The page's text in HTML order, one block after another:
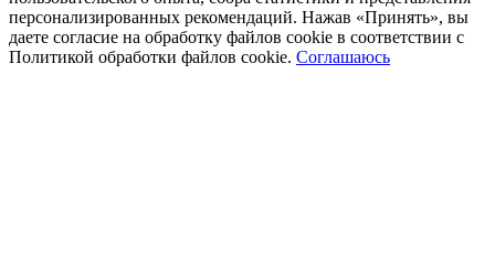
персонализированных рекомендаций. Нажав «Принять», вы
даете согласие на обработку файлов cookie в соответствии с
Политикой обработки файлов cookie. Соглашаюсь